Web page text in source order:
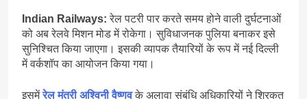
Indian Railways: रेल पटरी पार करते समय होने वाली दुर्घटनाओं
को अब रेलवे मिशन मोड में रोकेगा। सुविधाजनक पुलिया बनाकर इसे
सुनिश्चित किया जाएगा। इसकी व्यापक तैयारियों के रूप में नई दिल्ली
में वर्कशॉप का आयोजन किया गया।
इसमेंरेल मंत्री अश्विनी वैष्णवके अलावा संबंधि अधिकारियों ने शिरकत